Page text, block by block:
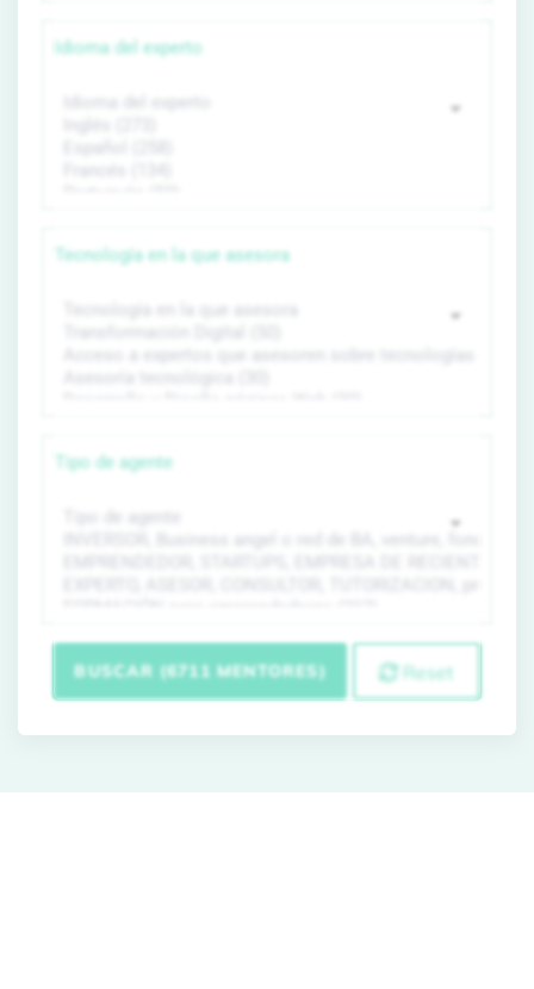
Idioma del experto
Tecnología en la que asesora
Tipo de agente
BUSCAR (6711 MENTORES) Reset